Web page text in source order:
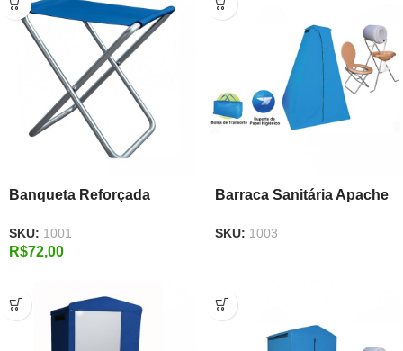
Banqueta Reforçada
SKU: 1001
R$72,00
Barraca Sanitária Apache
SKU: 1003